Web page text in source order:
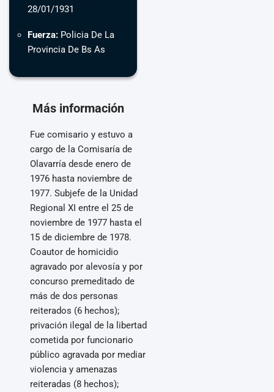
28/01/1931
Fuerza: Policia De La
Provincia De Bs As
Más información
Fue comisario y estuvo a
cargo de la Comisaría de
Olavarría desde enero de
1976 hasta noviembre de
1977. Subjefe de la Unidad
Regional XI entre el 25 de
noviembre de 1977 hasta el
15 de diciembre de 1978.
Coautor de homicidio
agravado por alevosía y por
concurso premeditado de
más de dos personas
reiterados (6 hechos);
privación ilegal de la libertad
cometida por funcionario
público agravada por mediar
violencia y amenazas
reiteradas (8 hechos);